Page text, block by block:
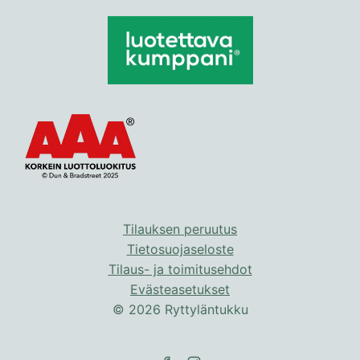
sivulla.
muunnelma.
Voit
tehdä
valinnat
Tilauksen peruutus
Tietosuojaseloste
Tilaus- ja toimitusehdot
Evästeasetukset
© 2026 Ryttyläntukku